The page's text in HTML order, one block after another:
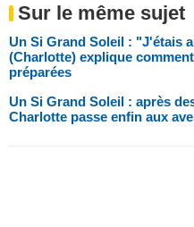
Sur le même sujet
Un Si Grand Soleil : "J'étais
(Charlotte) explique
préparées
Un Si Grand Soleil : après
Charlotte passe enfin aux